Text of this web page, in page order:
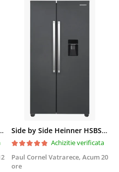
Apa, Display Touch LED, 439 L, Clasa E, Gri Antracit Texturat Side by Side Heinner HSBS-HM439NFINVDGWDE++, Total No Frost, Compresor Inverter, Dozator Apa, Display Touch LED, 439 L, Clasa E, Gri Antracit Texturat
Achizitie verificata
Paul Cornel Vatrarece, Acum 20
ore